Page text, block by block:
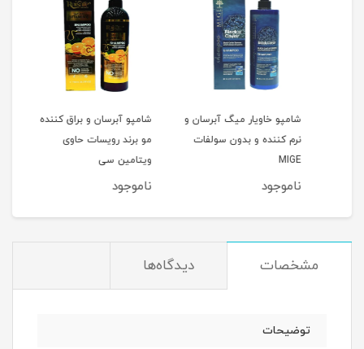
شامپو خاویار میگ آبرسان و
نرم کننده و بدون سولفات
MIGE
ناموجود
شامپو آبرسان و براق کننده
مو برند رویسات حاوی
ویتامین سی
ناموجود
مشخصات دیدگاه‌ها
توضیحات